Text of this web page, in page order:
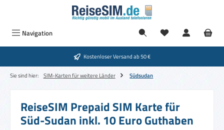
Zum Hauptinhalt springen
Navigation
Kostenloser Versand ab 50 €
Sie sind hier: SIM-Karten für weitere Länder Südsudan
ReiseSIM Prepaid SIM Karte für
Süd-Sudan inkl. 10 Euro Guthaben